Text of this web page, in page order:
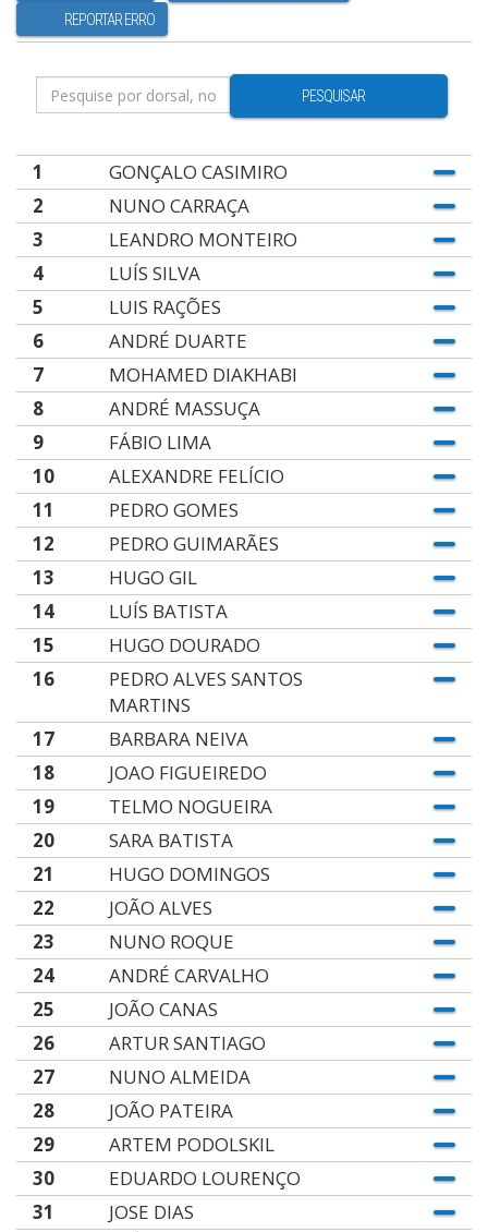
REPORTAR ERRO
PESQUISAR
1
GONÇALO CASIMIRO
2
NUNO CARRAÇA
3
LEANDRO MONTEIRO
4
LUÍS SILVA
5
LUIS RAÇÕES
6
ANDRÉ DUARTE
7
MOHAMED DIAKHABI
8
ANDRÉ MASSUÇA
9
FÁBIO LIMA
10
ALEXANDRE FELÍCIO
11
PEDRO GOMES
12
PEDRO GUIMARÃES
13
HUGO GIL
14
LUÍS BATISTA
15
HUGO DOURADO
16
PEDRO ALVES SANTOS
MARTINS
17
BARBARA NEIVA
18
JOAO FIGUEIREDO
19
TELMO NOGUEIRA
20
SARA BATISTA
21
HUGO DOMINGOS
22
JOÃO ALVES
23
NUNO ROQUE
24
ANDRÉ CARVALHO
25
JOÃO CANAS
26
ARTUR SANTIAGO
27
NUNO ALMEIDA
28
JOÃO PATEIRA
29
ARTEM PODOLSKIL
30
EDUARDO LOURENÇO
31
JOSE DIAS